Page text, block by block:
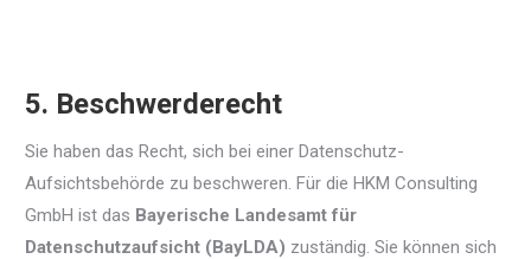
5. Beschwerderecht
Sie haben das Recht, sich bei einer Datenschutz-
Aufsichtsbehörde zu beschweren. Für die HKM Consulting
GmbH ist das Bayerische Landesamt für
Datenschutzaufsicht (BayLDA) zuständig. Sie können sich